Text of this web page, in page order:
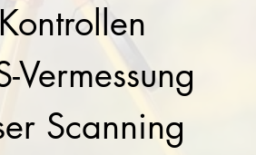
Kontrollen
Vermessung
Scanning